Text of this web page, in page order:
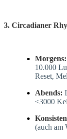
3. Circadianer
Morgens:
10.000
Reset,
Abends:
<3000
(auch am